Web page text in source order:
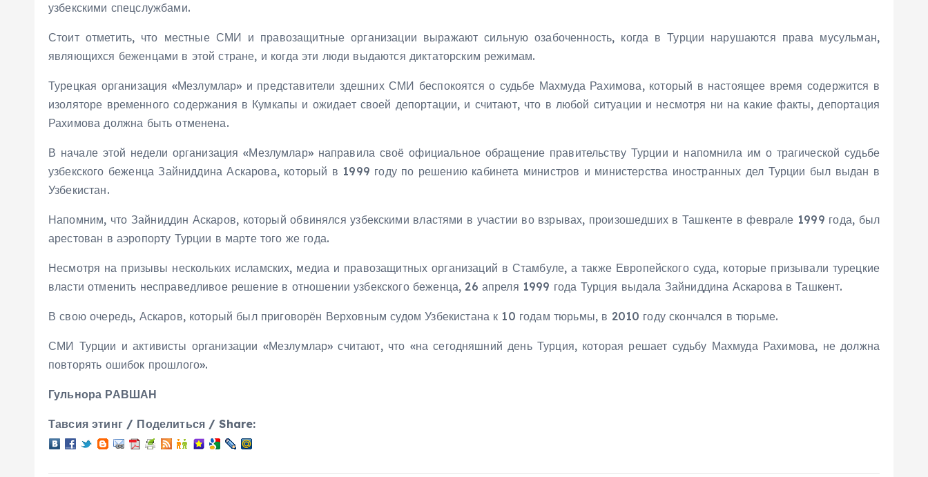
узбекскими спецслужбами.
Стоит отметить, что местные СМИ и правозащитные организации выражают сильную озабоченность, когда в Турции нарушаются права мусульман,
являющихся беженцами в этой стране, и когда эти люди выдаются диктаторским режимам.
Турецкая организация «Мезлумлар» и представители здешних СМИ беспокоятся о судьбе Махмуда Рахимова, который в настоящее время содержится в
изоляторе временного содержания в Кумкапы и ожидает своей депортации, и считают, что в любой ситуации и несмотря ни на какие факты, депортация
Рахимова должна быть отменена.
В начале этой недели организация «Мезлумлар» направила своё официальное обращение правительству Турции и напомнила им о трагической судьбе
узбекского беженца Зайниддина Аскарова, который в 1999 году по решению кабинета министров и министерства иностранных дел Турции был выдан в
Узбекистан.
Напомним, что Зайниддин Аскаров, который обвинялся узбекскими властями в участии во взрывах, произошедших в Ташкенте в феврале 1999 года, был
арестован в аэропорту Турции в марте того же года.
Несмотря на призывы нескольких исламских, медиа и правозащитных организаций в Стамбуле, а также Европейского суда, которые призывали турецкие
власти отменить несправедливое решение в отношении узбекского беженца, 26 апреля 1999 года Турция выдала Зайниддина Аскарова в Ташкент.
В свою очередь, Аскаров, который был приговорён Верховным судом Узбекистана к 10 годам тюрьмы, в 2010 году скончался в тюрьме.
СМИ Турции и активисты организации «Мезлумлар» считают, что «на сегодняшний день Турция, которая решает судьбу Махмуда Рахимова, не должна
повторять ошибок прошлого».
Гульнора РАВШАН
Тавсия этинг / Поделиться / Share: